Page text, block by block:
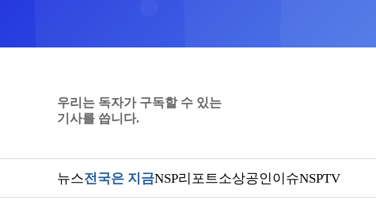
우리는 독자가 구독할 수 있는
기사를 씁니다.
뉴스전국은 지금NSP리포트소상공인이슈NSPTV